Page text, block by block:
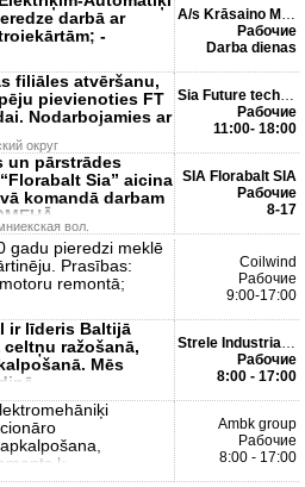
darbā ar
-
A/s Krāsaino Metālu Man...
Рабочие
Darba dienas
filiāles atvēršanu,
pievienoties FT
Nodarbojamies ar
округ
Sia Future technologies
Рабочие
11:00- 18:00
un pārstrādes
Sia” aicina
komandā darbam
вол.
SIA Florabalt SIA
Рабочие
8-17
gadu pieredzi meklē
Prasības:
remontā;
Coilwind
Рабочие
9:00-17:00
ir līderis Baltijā
ražošanā,
Mēs
Strele Industrial SIA
Рабочие
8:00 - 17:00
k
Ambk group
Рабочие
8:00 - 17:00